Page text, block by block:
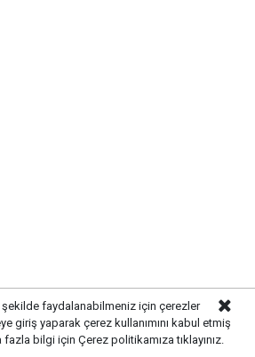
SAVUNMA
faydalanabilmeniz için çerezler
giriş yaparak çerez kullanımını kabul etmiş
fazla bilgi için Çerez politikamıza tıklayınız.